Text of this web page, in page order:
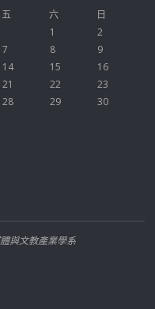
五 六
日
1
2
7 8
9
14 15
16
21 22
23
28 29
30
與文教產業學系